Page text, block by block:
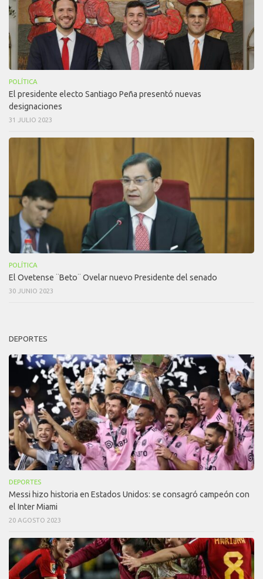
POLÍTICA
El presidente electo Santiago Peña presentó nuevas
designaciones
31 JULIO 2023
POLÍTICA
El Ovetense ¨Beto¨ Ovelar nuevo Presidente del senado
30 JUNIO 2023
DEPORTES
DEPORTES
Messi hizo historia en Estados Unidos: se consagró campeón con
el Inter Miami
20 AGOSTO 2023